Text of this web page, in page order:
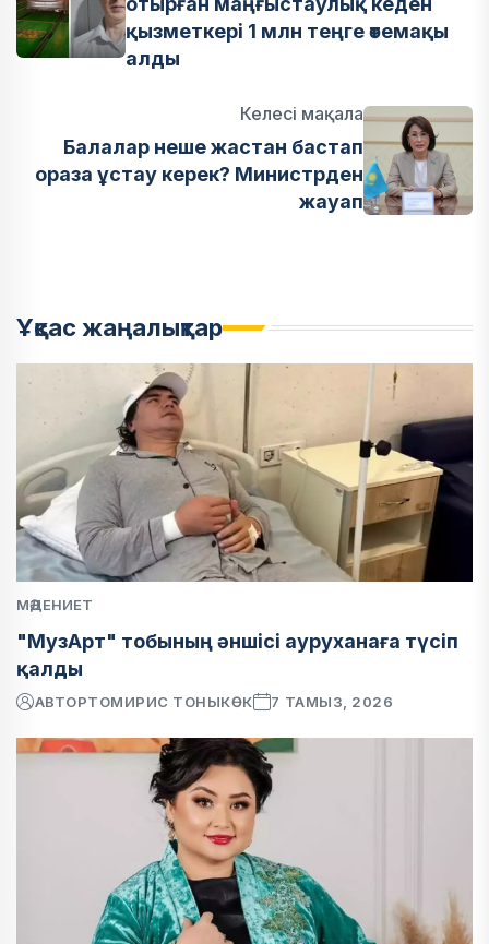
қызметкері 1 млн теңге өтемақы
алды
Келесі мақала
Балалар неше жастан бастап
ораза ұстау керек? Министрден
жауап
Ұқсас жаңалықтар
МӘДЕНИЕТ
"МузАрт" тобының әншісі ауруханаға түсіп
қалды
АВТОРТОМИРИС ТОНЫКӨК 7 ТАМЫЗ, 2026